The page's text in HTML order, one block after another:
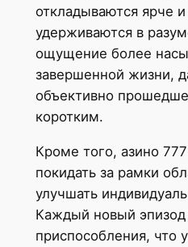
откладываются ярче
удерживаются в
ощущение более
завершенной жизни,
объективно
коротким.
Кроме того, азино
покидать за рамки
улучшать
Каждый новый эпизод
приспособления, что